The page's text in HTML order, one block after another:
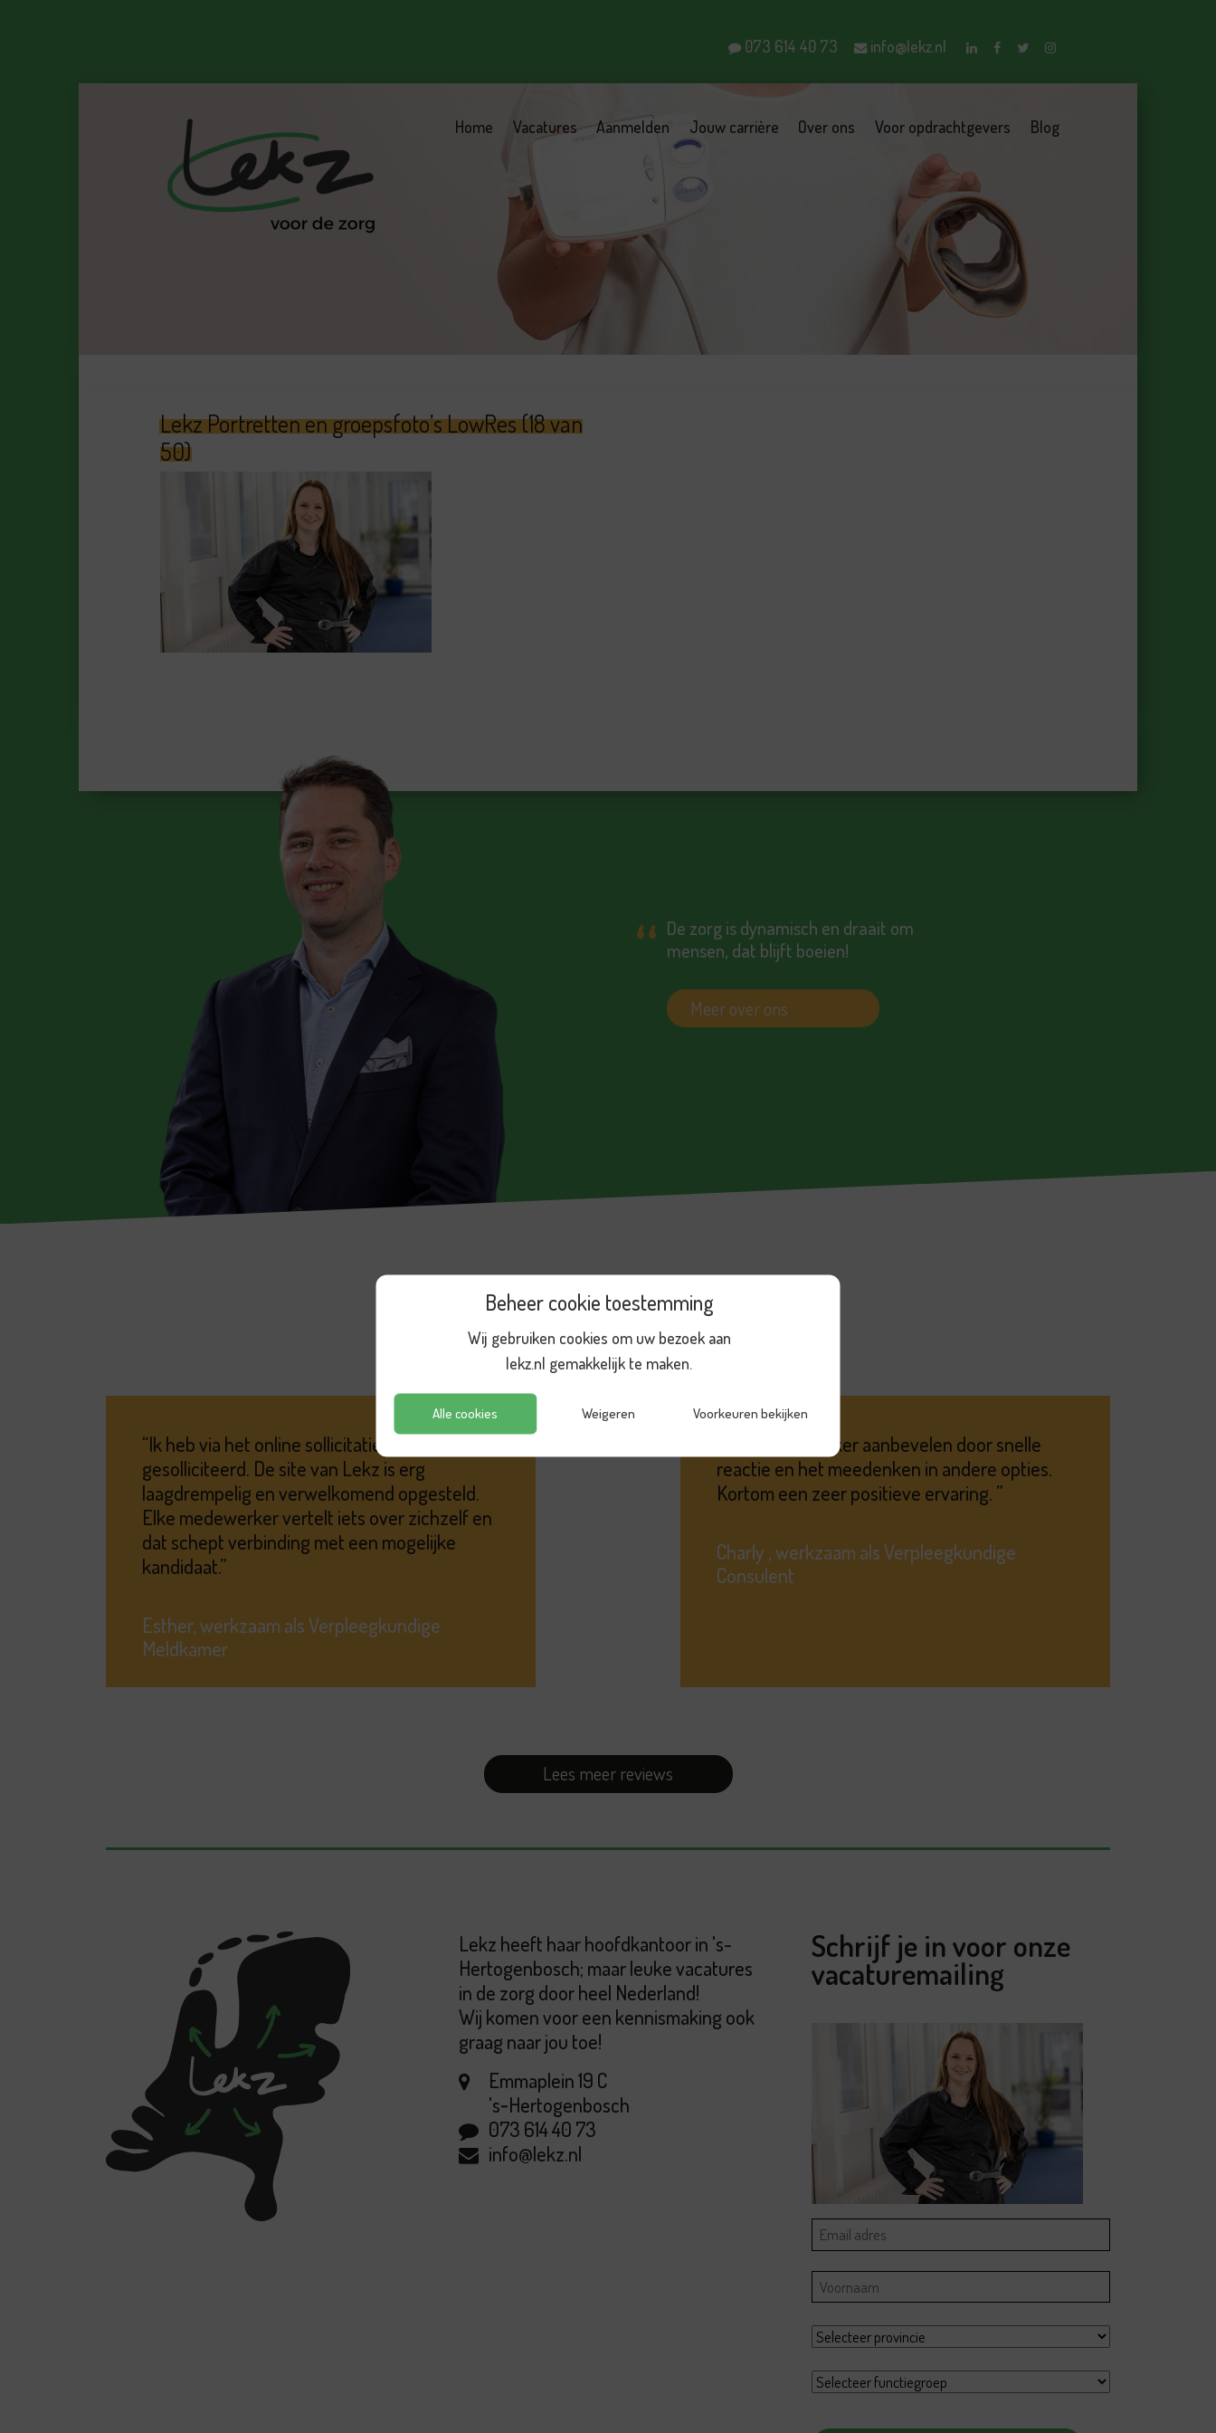
Beheer cookie toestemming
Wij gebruiken cookies om uw bezoek aan
lekz.nl gemakkelijk te maken.
Alle cookies Weigeren Voorkeuren bekijken
073 614 40 73 info@lekz.nl
Home Vacatures Aanmelden Jouw carrière Over ons Voor opdrachtgevers Blog
Lekz Portretten en groepsfoto’s LowRes (18 van
50)
De zorg is dynamisch en draait om
mensen, dat blijft boeien!
Meer over ons
Reviews
Ik heb via het online sollicitatieformulier
gesolliciteerd. De site van Lekz is erg
laagdrempelig en verwelkomend opgesteld.
Elke medewerker vertelt iets over zichzelf en
dat schept verbinding met een mogelijke
kandidaat.
Esther, werkzaam als Verpleegkundige
Meldkamer
Ik zou Lekz zeker aanbevelen door snelle
reactie en het meedenken in andere opties.
Kortom een zeer positieve ervaring.
Charly , werkzaam als Verpleegkundige
Consulent
Lees meer reviews
Lekz heeft haar hoofdkantoor in 's-
Hertogenbosch; maar leuke vacatures
in de zorg door heel Nederland!
Wij komen voor een kennismaking ook
graag naar jou toe!
Emmaplein 19 C
's‑Hertogenbosch
073 614 40 73
info@lekz.nl
Schrijf je in voor onze
vacaturemailing